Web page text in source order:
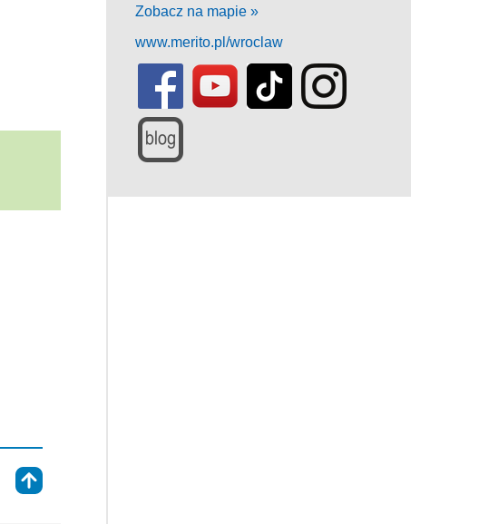
Zobacz na mapie »
www.merito.pl/wroclaw